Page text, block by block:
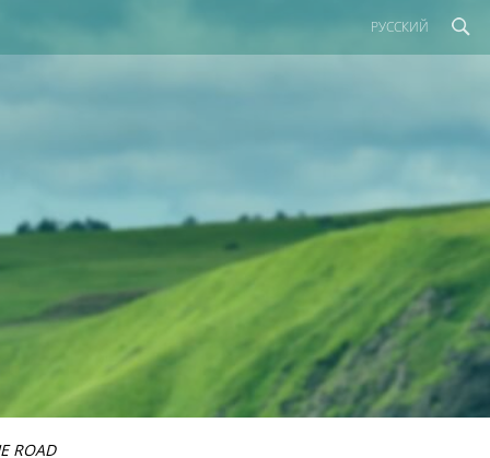
РУССКИЙ
ROAD